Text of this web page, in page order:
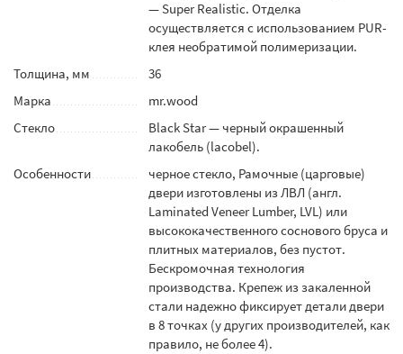
— Super Realistic. Отделка
осуществляется с использованием PUR-
клея необратимой полимеризации.
Толщина, мм
36
Марка
mr.wood
Стекло
Black Star — черный окрашенный
лакобель (lacobel).
Особенности
черное стекло, Рамочные (царговые)
двери изготовлены из ЛВЛ (англ.
Laminated Veneer Lumber, LVL) или
высококачественного соснового бруса и
плитных материалов, без пустот.
Бескромочная технология
производства. Крепеж из закаленной
стали надежно фиксирует детали двери
в 8 точках (у других производителей, как
правило, не более 4).